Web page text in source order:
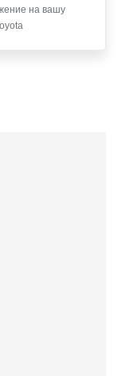
почтовым
на вашу